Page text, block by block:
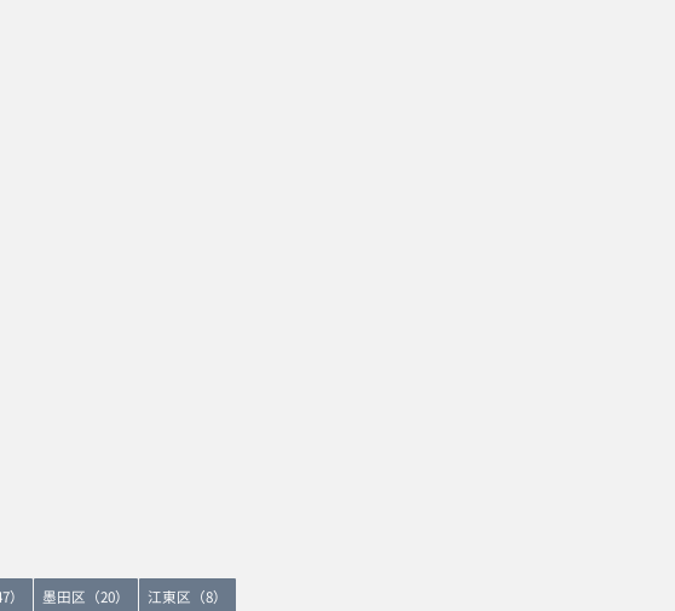
墨田区（20）
江東区（8）